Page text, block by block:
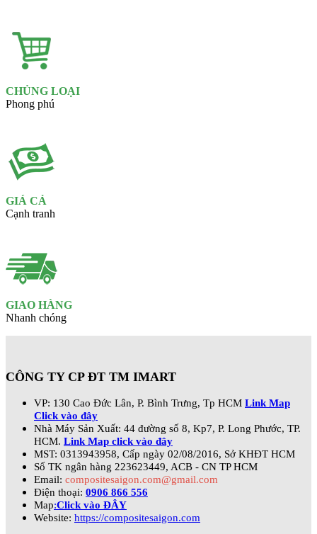
CHỦNG LOẠI
Phong phú
GIÁ CẢ
Cạnh tranh
GIAO HÀNG
Nhanh chóng
CÔNG TY CP ĐT TM IMART
VP: 130 Cao Đức Lân, P. Bình Trưng, Tp HCM Link Map
Click vào đây
Nhà Máy Sản Xuất: 44 đường số 8, Kp7, P. Long Phước, TP.
HCM. Link Map click vào đây
MST: 0313943958, Cấp ngày 02/08/2016, Sở KHĐT HCM
Số TK ngân hàng 223623449, ACB - CN TP HCM
Email: compositesaigon.com@gmail.com
Điện thoại: 0906 866 556
Map:Click vào ĐÂY
Website: https://compositesaigon.com